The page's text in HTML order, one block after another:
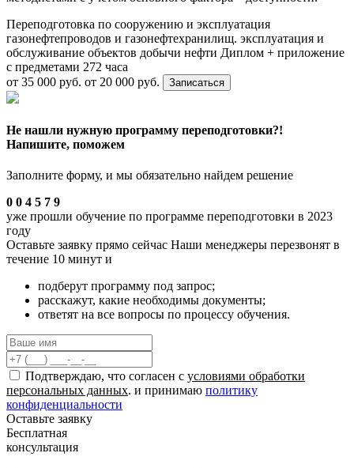
Переподготовка по сооружению и эксплуатация
газонефтепроводов и газонефтехранилищ. эксплуатация и
обслуживание объектов добычи нефти Диплом + приложение
с предметами 272 часа
от 35 000 руб. от 20 000 руб. Записаться
Не нашли нужную программу переподготовки?!
Напишите, поможем
Заполните форму, и мы обязательно найдем решение
0 0 4 5 7 9
уже прошли обучение по программе переподготовки в 2023
году
Оставьте заявку прямо сейчас Наши менеджеры перезвонят в
течение 10 минут и
подберут программу под запрос;
расскажут, какие необходимы документы;
ответят на все вопросы по процессу обучения.
Подтверждаю, что согласен с условиями обработки
персональных данных. и принимаю политику
конфиденциальности
Оставьте заявку
Бесплатная
консультация